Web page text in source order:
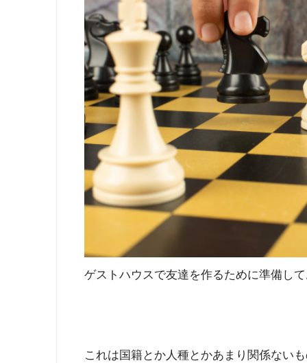
ゲストハウスで友達を作るために準備し
これは国籍とか人種とかあまり関係ない